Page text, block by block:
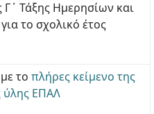
Τάξης Ημερησίων και
το σχολικό έτος
το πλήρες κείμενο της
ύλης ΕΠΑΛ